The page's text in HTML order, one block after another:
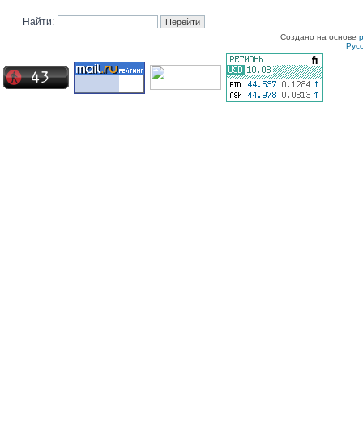
Найти:
Создано на основе